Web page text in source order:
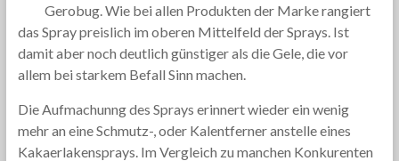
Gerobug. Wie bei allen Produkten der Marke rangiert
das Spray preislich im oberen Mittelfeld der Sprays. Ist
damit aber noch deutlich günstiger als die Gele, die vor
allem bei starkem Befall Sinn machen.
Die Aufmachunng des Sprays erinnert wieder ein wenig
mehr an eine Schmutz-, oder Kalentferner anstelle eines
Kakaerlakensprays. Im Vergleich zu manchen Konkurenten